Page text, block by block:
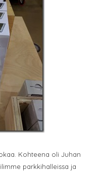
Kohteena oli Juhan
parkkihalleissa ja